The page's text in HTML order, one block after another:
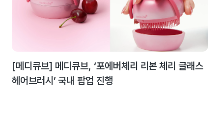
[메디큐브] 메디큐브, ‘포에버체리 리본 체리 글래스
헤어브러시’ 국내 팝업 진행